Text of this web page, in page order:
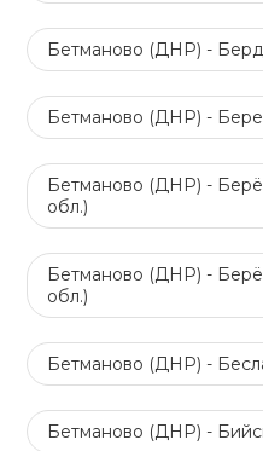
Бетманово (ДНР) -
Бетманово (ДНР) -
Бетманово (ДНР) -
обл.)
Бетманово (ДНР) -
обл.)
Бетманово (ДНР) -
Бетманово (ДНР) -